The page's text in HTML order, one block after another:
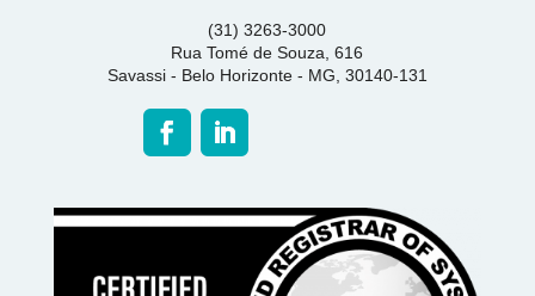
(31) 3263-3000
Rua Tomé de Souza, 616
Savassi - Belo Horizonte - MG, 30140-131